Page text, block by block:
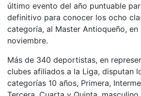
último evento del año puntuable
definitivo para conocer los ocho
categoría, al Master Antioqueño, en
noviembre.
Más de 340 deportistas, en
clubes afiliados a la Liga, disputan
categorías 10 años, Primera,